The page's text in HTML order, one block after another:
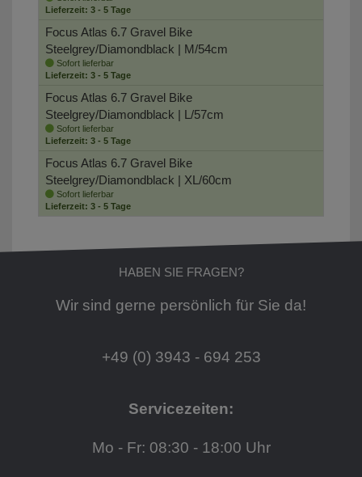
Lieferzeit: 3 - 5 Tage
Focus Atlas 6.7 Gravel Bike
Steelgrey/Diamondblack | M/54cm
Sofort lieferbar
Lieferzeit: 3 - 5 Tage
Focus Atlas 6.7 Gravel Bike
Steelgrey/Diamondblack | L/57cm
Sofort lieferbar
Lieferzeit: 3 - 5 Tage
Focus Atlas 6.7 Gravel Bike
Steelgrey/Diamondblack | XL/60cm
Sofort lieferbar
Lieferzeit: 3 - 5 Tage
HABEN SIE FRAGEN?
Wir sind gerne persönlich für Sie da!
+49 (0) 3943 - 694 253
Servicezeiten:
Mo - Fr: 08:30 - 18:00 Uhr